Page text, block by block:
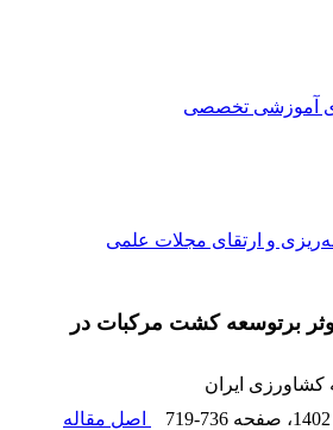
آموزشی تخصصی
و ارتقای مجلات علمی
برتوسعه کشت مرکبات در
کشاورزی ایران
، صفحه 719-736
اصل مقاله